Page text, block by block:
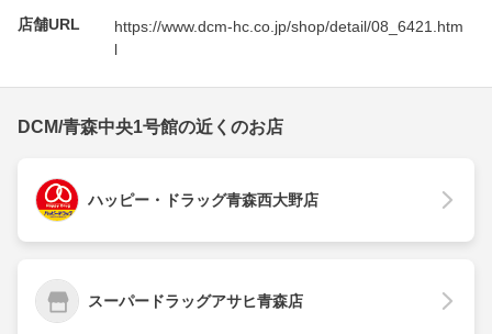
店舗URL
https://www.dcm-hc.co.jp/shop/detail/08_6421.htm
l
DCM/青森中央1号館の近くのお店
ハッピー・ドラッグ青森西大野店
スーパードラッグアサヒ青森店